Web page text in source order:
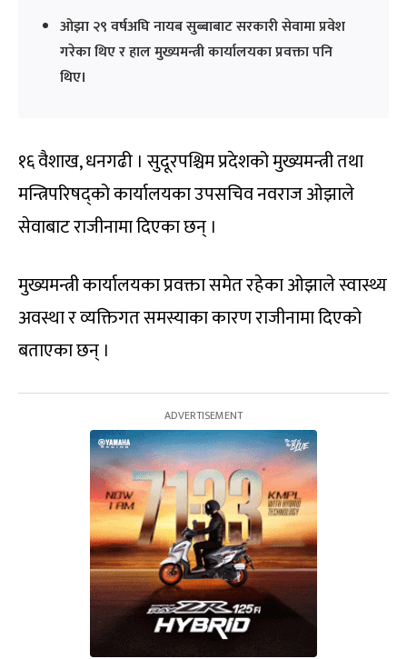
ओझा २९ वर्षअघि नायब सुब्बाबाट सरकारी सेवामा प्रवेश
गरेका थिए र हाल मुख्यमन्त्री कार्यालयका प्रवक्ता पनि
थिए।
१६ वैशाख, धनगढी । सुदूरपश्चिम प्रदेशको मुख्यमन्त्री तथा
मन्त्रिपरिषद्को कार्यालयका उपसचिव नवराज ओझाले
सेवाबाट राजीनामा दिएका छन् ।
मुख्यमन्त्री कार्यालयका प्रवक्ता समेत रहेका ओझाले स्वास्थ्य
अवस्था र व्यक्तिगत समस्याका कारण राजीनामा दिएको
बताएका छन् ।